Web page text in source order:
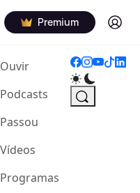
Premium Log in
Ouvir(current)
Podcasts
Passou
Vídeos
Programas